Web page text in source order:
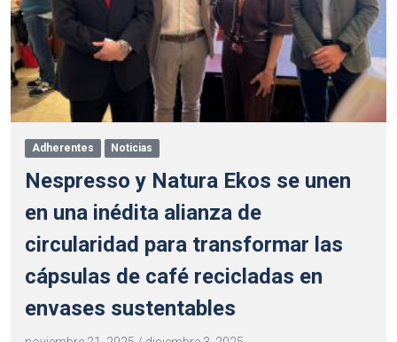
Adherentes Noticias
Nespresso y Natura Ekos se unen
en una inédita alianza de
circularidad para transformar las
cápsulas de café recicladas en
envases sustentables